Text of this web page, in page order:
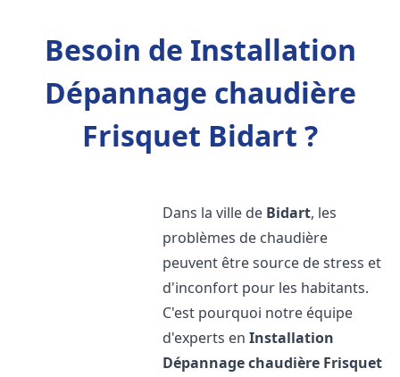
Besoin de Installation
Dépannage chaudière
Frisquet Bidart ?
Dans la ville de Bidart, les
problèmes de chaudière
peuvent être source de stress et
d'inconfort pour les habitants.
C'est pourquoi notre équipe
d'experts enInstallation
Dépannage chaudière Frisquet